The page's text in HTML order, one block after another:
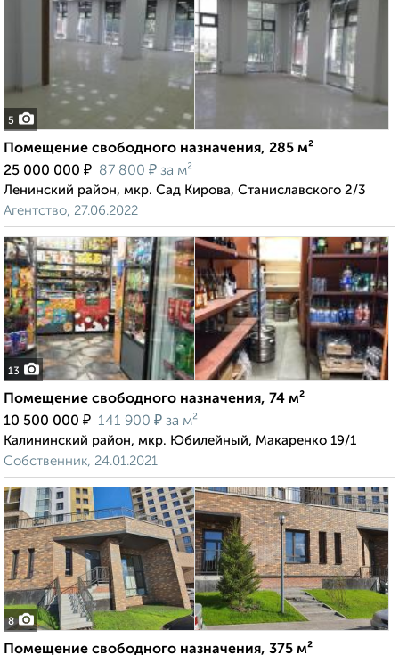
5
Помещение свободного назначения, 285 м²
25 000 000 ₽ 87 800 ₽ за м²
Ленинский район, мкр. Сад Кирова, Станиславского 2/3
Агентство, 27.06.2022
13
Помещение свободного назначения, 74 м²
10 500 000 ₽ 141 900 ₽ за м²
Калининский район, мкр. Юбилейный, Макаренко 19/1
Собственник, 24.01.2021
8
Помещение свободного назначения, 375 м²